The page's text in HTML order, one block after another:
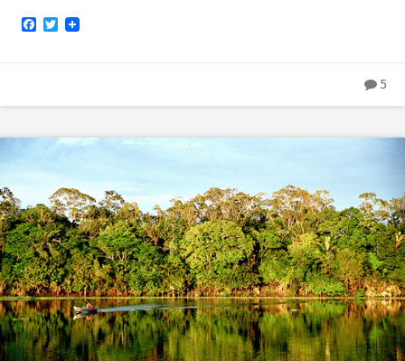
Facebook
Twitter
5